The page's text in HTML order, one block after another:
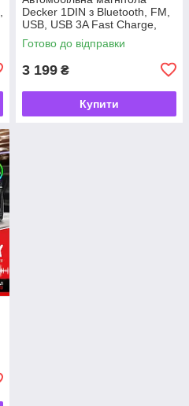
Decker 1DIN з Bluetooth, FM,
USB, USB 3A Fast Charge,
microSD, AUX, MP3/WMA,
підтримкою CarMedia
Готово до відправки
3 199 ₴
Купити